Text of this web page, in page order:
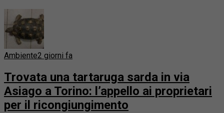
Ambiente2 giorni fa
Trovata una tartaruga sarda in via
Asiago a Torino: l’appello ai proprietari
per il ricongiungimento